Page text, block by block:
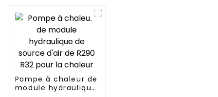
Pompe à chaleur de
module hydraulique